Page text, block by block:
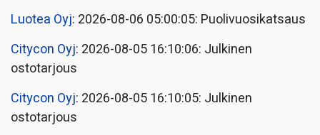
Luotea Oyj: 2026-08-06 05:00:05: Puolivuosikatsaus
Citycon Oyj: 2026-08-05 16:10:06: Julkinen
ostotarjous
Citycon Oyj: 2026-08-05 16:10:05: Julkinen
ostotarjous